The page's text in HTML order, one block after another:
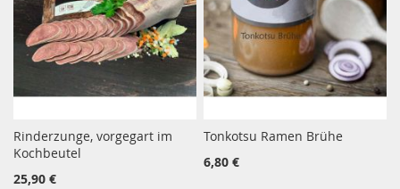
Rinderzunge, vorgegart im
Kochbeutel
25,90 €
Tonkotsu Ramen Brühe
6,80 €